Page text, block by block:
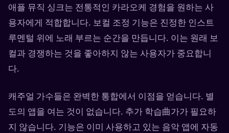
애플 뮤직 싱크는 전통적인 카라오케 경험을 원하는 사
용자에게 적합합니다. 보컬 조정 기능은 진정한 인스트
루멘털 위에 노래 부르는 순간을 만듭니다. 이는 원래 보
컬과 경쟁하는 것을 좋아하지 않는 사용자가 중요합니
다.
캐주얼 가수들은 완벽한 통합에서 이점을 얻습니다. 별
도의 앱을 여는 것이 없습니다. 추가 학습曲가가 필요하
지 않습니다. 기능은 이미 사용하고 있는 음악 앱에 자동